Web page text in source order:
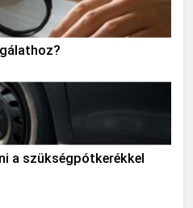
a szükségpótkerékkel